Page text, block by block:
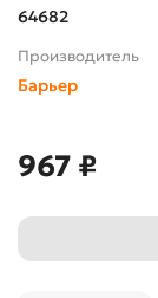
64682
Производитель
Барьер
967 ₽